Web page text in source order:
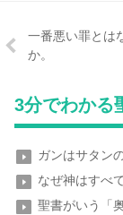
一番悪い罪とは
か。
3分でわかる
ガンはサタン
なぜ神はすべ
聖書がいう「